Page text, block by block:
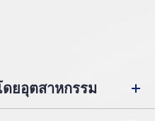
ยอุตสาหกรรม